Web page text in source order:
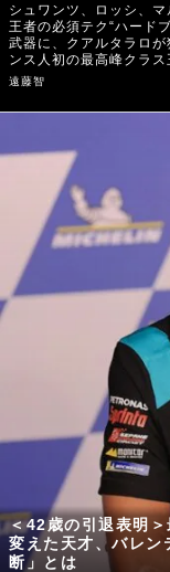
シュワンツ、ロッシ、マ
王者の必須テク“ハード
武器に、クアルタラロが
ンス人初の最高峰クラス
遠藤智
＜42歳の引退表明
変えた天才、バレン
断」とは